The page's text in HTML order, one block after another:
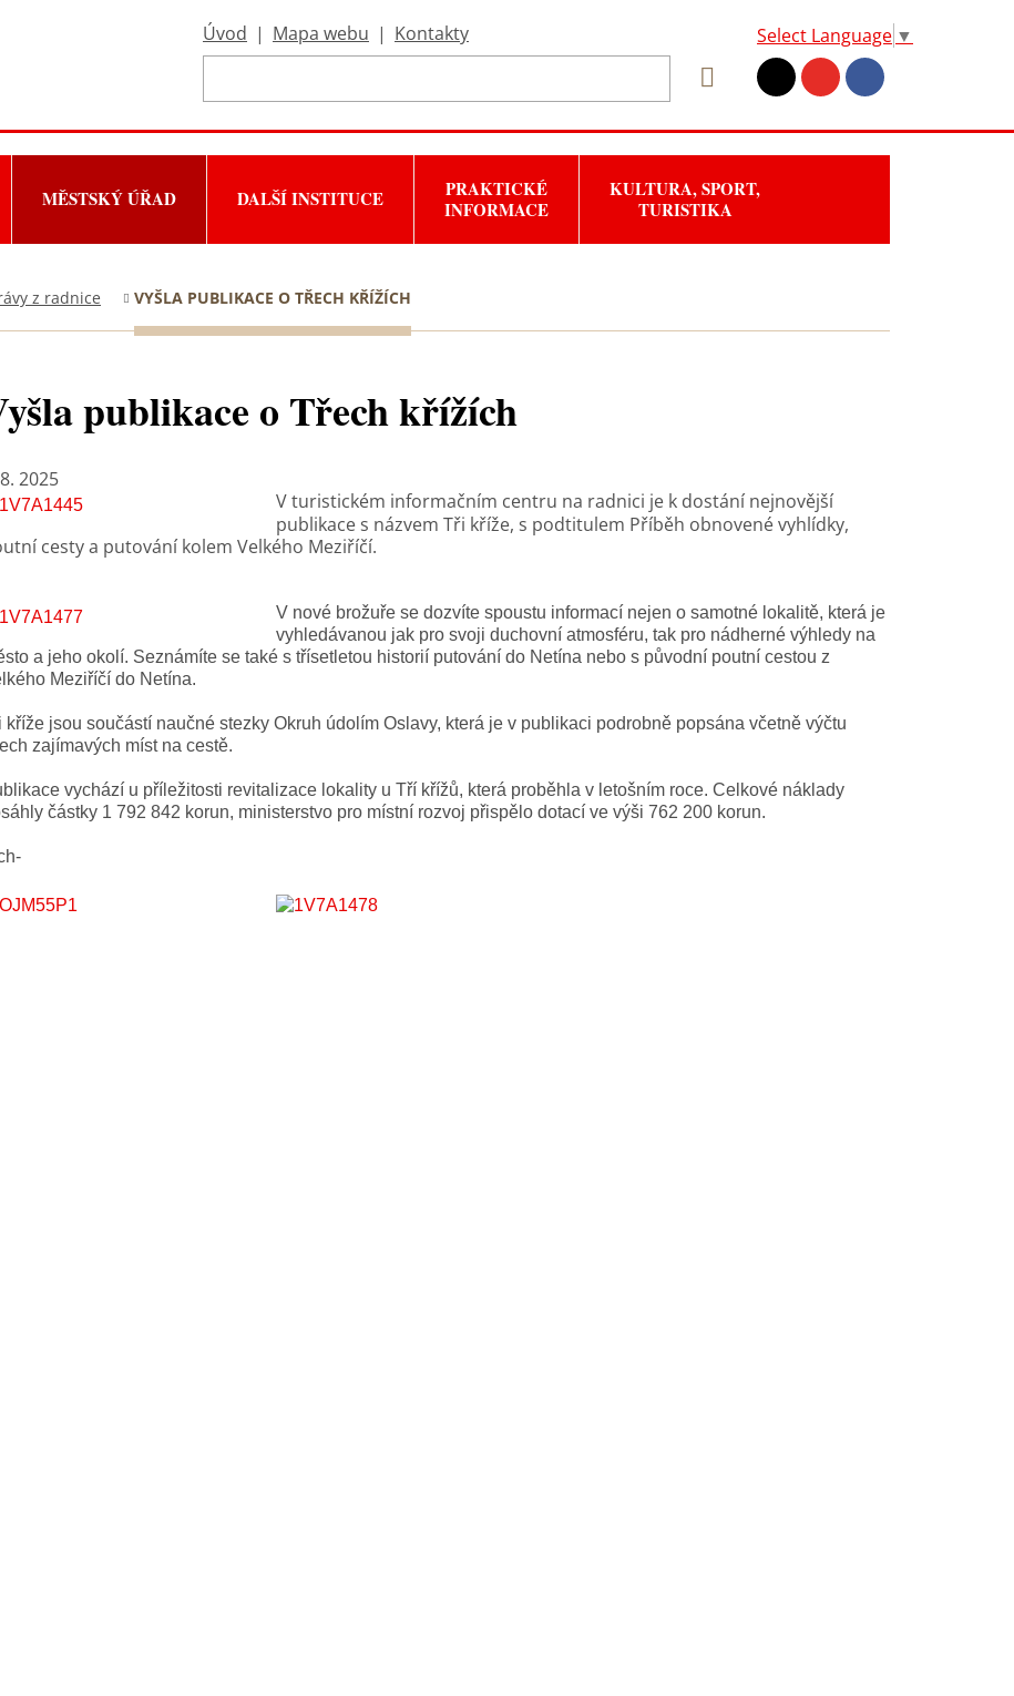
Úvod | Mapa webu | Kontakty Select Language ▼
MĚSTSKÝ ÚŘAD DALŠÍ INSTITUCE
PRAKTICKÉ
INFORMACE
KULTURA, SPORT,
TURISTIKA
z radnice VYŠLA PUBLIKACE O TŘECH KŘÍŽÍCH
publikace o Třech křížích
2025
V turistickém informačním centru na radnici je k dostání nejnovější
publikace s názvem Tři kříže, s podtitulem Příběh obnovené vyhlídky,
cesty a putování kolem Velkého Meziříčí.
V nové brožuře se dozvíte spoustu informací nejen o samotné lokalitě, která je
vyhledávanou jak pro svoji duchovní atmosféru, tak pro nádherné výhledy na
a jeho okolí. Seznámíte se také s třísetletou historií putování do Netína nebo s původní poutní cestou z
Meziříčí do Netína.
kříže jsou součástí naučné stezky Okruh údolím Oslavy, která je v publikaci podrobně popsána včetně výčtu
zajímavých míst na cestě.
vychází u příležitosti revitalizace lokality u Tří křížů, která proběhla v letošním roce. Celkové náklady
částky 1 792 842 korun, ministerstvo pro místní rozvoj přispělo dotací ve výši 762 200 korun.